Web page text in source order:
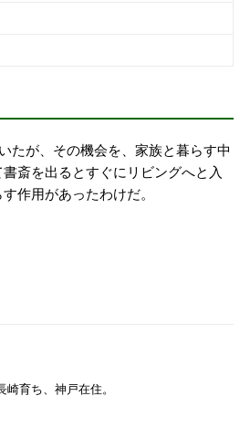
たが、その機会を、家族と暮らす中
斎を出るとすぐにリビングへと入
作用があったわけだ。
育ち、神戸在住。